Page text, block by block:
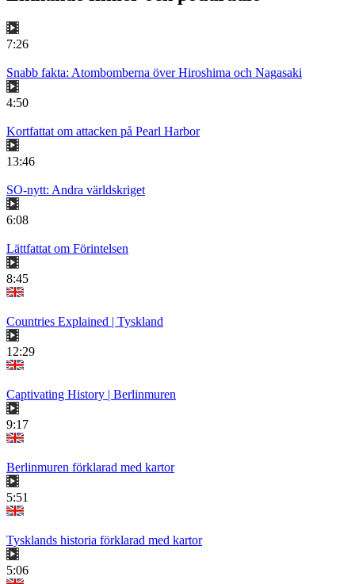
7:26
Snabb fakta: Atombomberna över Hiroshima och Nagasaki
4:50
Kortfattat om attacken på Pearl Harbor
13:46
SO-nytt: Andra världskriget
6:08
Lättfattat om Förintelsen
8:45
Countries Explained | Tyskland
12:29
Captivating History | Berlinmuren
9:17
Berlinmuren förklarad med kartor
5:51
Tysklands historia förklarad med kartor
5:06